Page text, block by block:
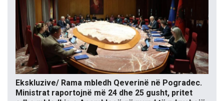
Ekskluzive/ Rama mbledh Qeverinë në Pogradec.
Ministrat raportojnë më 24 dhe 25 gusht, pritet